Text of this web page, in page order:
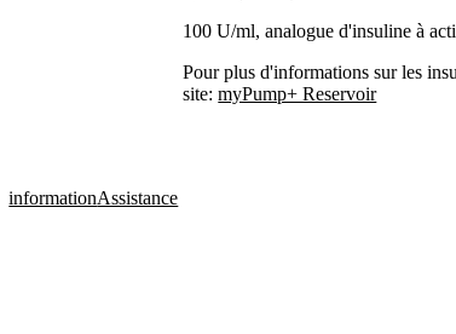
100 U/ml, analogue d'insuline à
Pour plus d'informations sur les
site:myPump+ Reservoir
informationAssistance